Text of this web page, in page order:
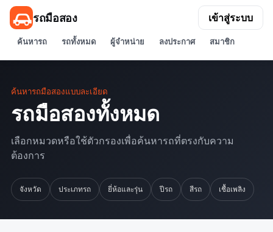
รถมือสอง
ค้นหารถ รถทั้งหมด ผู้จำหน่าย ลงประกาศ สมาชิก
เข้าสู่ระบบ
ค้นหารถมือสองแบบละเอียด
รถมือสองทั้งหมด
เลือกหมวดหรือใช้ตัวกรองเพื่อค้นหารถที่ตรงกับความ
ต้องการ
จังหวัด ประเภทรถ ยี่ห้อและรุ่น ปีรถ สีรถ เชื้อเพลิง